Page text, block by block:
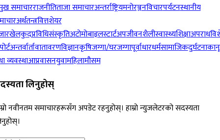
समाचारराजनीतिताजा समाचारअन्तर्राष्ट्रियमनोरञ्जनविचारपर्यटनस्थानीय
अर्थतन्त्रवित्तशेयर
खेलकुदप्रविधिसंस्कृतिअटोमोबाइलस्टार्टअपजीवनशैलीस्वास्थ्यशिक्षाअपराध
अन्तर्वार्तावातावरणविज्ञानकृषिजग्गा/घरजग्गापूर्वाधारधर्मसामाजिकदुर्घटना
व्यवस्थाआप्रवासनयुवामहिलामौसम
लिनुहोस्
नवीनतम समाचारहरूसँग अपडेट रहनुहोस्। हाम्रो न्युजलेटरको सदस्यता